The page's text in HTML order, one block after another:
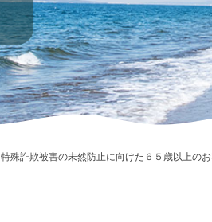
特殊詐欺被害の未然防止に向けた６５歳以上の